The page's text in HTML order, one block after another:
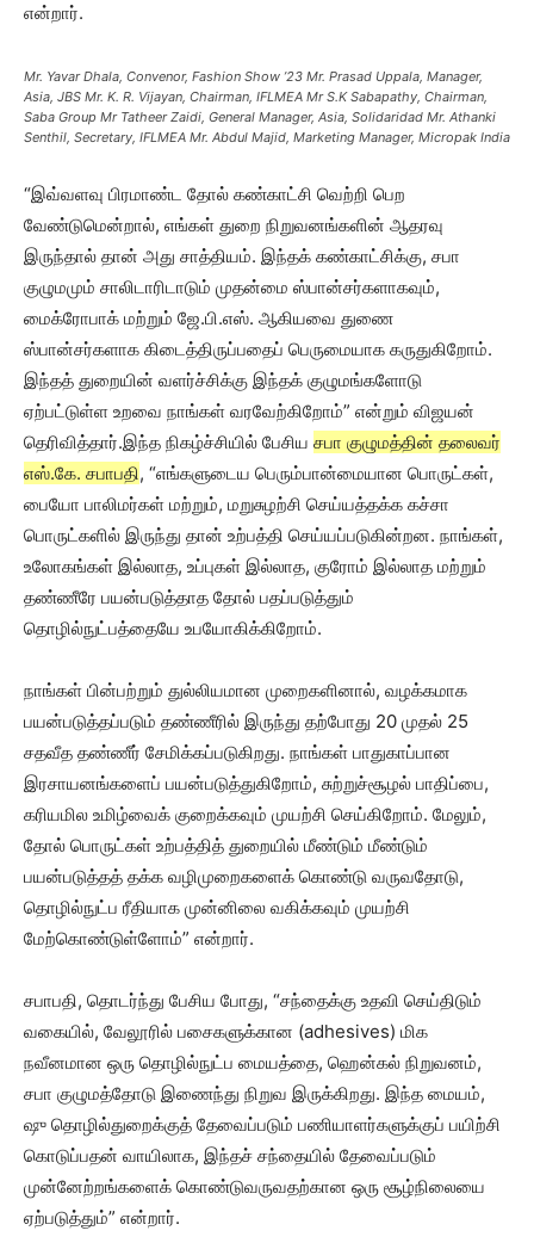
என்றார்.
Mr. Yavar Dhala, Convenor, Fashion Show ’23 Mr. Prasad Uppala, Manager,
Asia, JBS Mr. K. R. Vijayan, Chairman, IFLMEA Mr S.K Sabapathy, Chairman,
Saba Group Mr Tatheer Zaidi, General Manager, Asia, Solidaridad Mr. Athanki
Senthil, Secretary, IFLMEA Mr. Abdul Majid, Marketing Manager, Micropak India
“இவ்வளவு பிரமாண்ட தோல் கண்காட்சி வெற்றி பெற
வேண்டுமென்றால், எங்கள் துறை நிறுவனங்களின் ஆதரவு
இருந்தால் தான் அது சாத்தியம். இந்தக் கண்காட்சிக்கு, சபா
குழுமமும் சாலிடாரிடாடும் முதன்மை ஸ்பான்சர்களாகவும்,
மைக்ரோபாக் மற்றும் ஜே.பி.எஸ். ஆகியவை துணை
ஸ்பான்சர்களாக கிடைத்திருப்பதைப் பெருமையாக கருதுகிறோம்.
இந்தத் துறையின் வளர்ச்சிக்கு இந்தக் குழுமங்களோடு
ஏற்பட்டுள்ள உறவை நாங்கள் வரவேற்கிறோம்” என்றும் விஜயன்
தெரிவித்தார்.இந்த நிகழ்ச்சியில் பேசிய சபா குழுமத்தின் தலைவர்
எஸ்.கே. சபாபதி, “எங்களுடைய பெரும்பான்மையான பொருட்கள்,
பையோ பாலிமர்கள் மற்றும், மறுசுழற்சி செய்யத்தக்க கச்சா
பொருட்களில் இருந்து தான் உற்பத்தி செய்யப்படுகின்றன. நாங்கள்,
உலோகங்கள் இல்லாத, உப்புகள் இல்லாத, குரோம் இல்லாத மற்றும்
தண்ணீரே பயன்படுத்தாத தோல் பதப்படுத்தும்
தொழில்நுட்பத்தையே உபயோகிக்கிறோம்.
நாங்கள் பின்பற்றும் துல்லியமான முறைகளினால், வழக்கமாக
பயன்படுத்தப்படும் தண்ணீரில் இருந்து தற்போது 20 முதல் 25
சதவீத தண்ணீர் சேமிக்கப்படுகிறது. நாங்கள் பாதுகாப்பான
இரசாயனங்களைப் பயன்படுத்துகிறோம், சுற்றுச்சூழல் பாதிப்பை,
கரியமில உமிழ்வைக் குறைக்கவும் முயற்சி செய்கிறோம். மேலும்,
தோல் பொருட்கள் உற்பத்தித் துறையில் மீண்டும் மீண்டும்
பயன்படுத்தத் தக்க வழிமுறைகளைக் கொண்டு வருவதோடு,
தொழில்நுட்ப ரீதியாக முன்னிலை வகிக்கவும் முயற்சி
மேற்கொண்டுள்ளோம்” என்றார்.
சபாபதி, தொடர்ந்து பேசிய போது, “சந்தைக்கு உதவி செய்திடும்
வகையில், வேலூரில் பசைகளுக்கான (adhesives) மிக
நவீனமான ஒரு தொழில்நுட்ப மையத்தை, ஹென்கல் நிறுவனம்,
சபா குழுமத்தோடு இணைந்து நிறுவ இருக்கிறது. இந்த மையம்,
ஷு தொழில்துறைக்குத் தேவைப்படும் பணியாளர்களுக்குப் பயிற்சி
கொடுப்பதன் வாயிலாக, இந்தச் சந்தையில் தேவைப்படும்
முன்னேற்றங்களைக் கொண்டுவருவதற்கான ஒரு சூழ்நிலையை
ஏற்படுத்தும்” என்றார்.